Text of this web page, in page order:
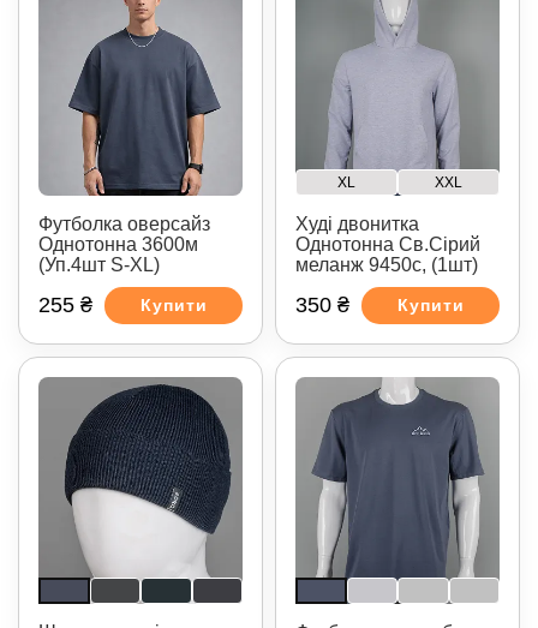
Футболка оверсайз
Однотонна 3600м
(Уп.4шт S-XL)
255 ₴ Купити
XL XXL
Худі двонитка
Однотонна Св.Сірий
меланж 9450с, (1шт)
350 ₴ Купити